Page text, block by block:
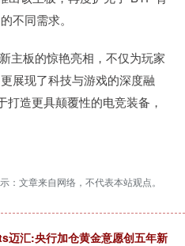
不同需求。
主板的惊艳亮相，不仅为玩家
展现了科技与游戏的深度融
造更具颠覆性的电竞装备，
：文章来自网络，不代表本站观点。
迈汇:央行加仓黄金意愿创五年新